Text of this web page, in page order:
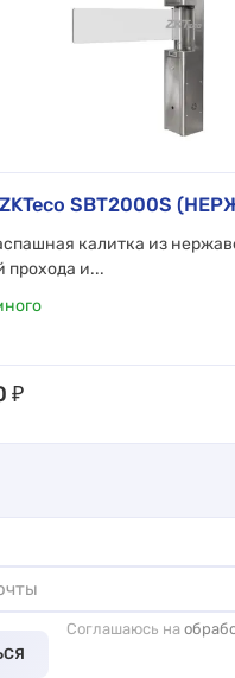
SBT2000S
калитка из
прохода и...
₽
Соглашаюсь на